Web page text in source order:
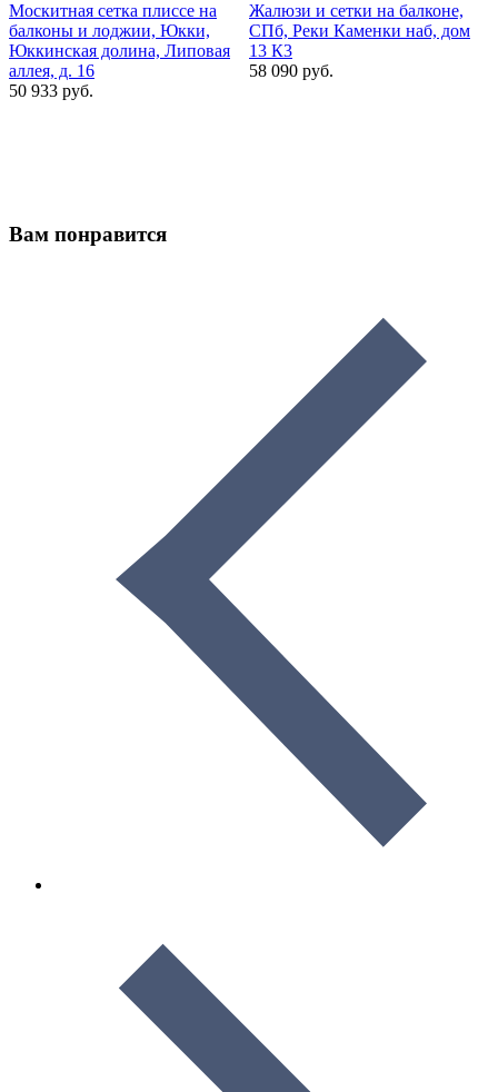
Москитная сетка плиссе на
балконы и лоджии, Юкки,
Юккинская долина, Липовая
аллея, д. 16
50 933 руб.
Жалюзи и сетки на балконе,
СПб, Реки Каменки наб, дом
13 К3
58 090 руб.
Вам понравится